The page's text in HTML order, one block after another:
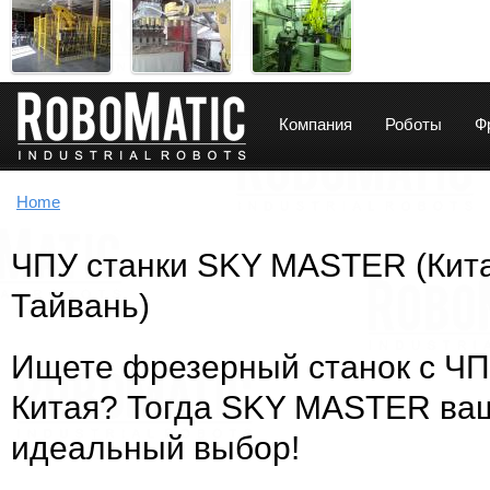
Компания Роботы
You are here
Home
ЧПУ станки SKY MASTER
Тайвань)
Ищете фрезерный станок с
Китая? Тогда SKY MASTER
идеальный выбор!